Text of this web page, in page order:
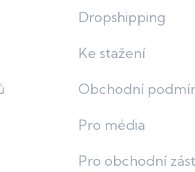
p
i
u
Dropshipping
Ke stažení
Obchodní
Pro média
Pro obchodní